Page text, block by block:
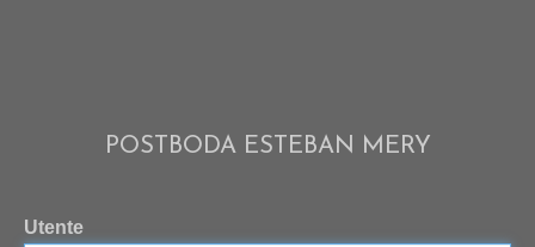
POSTBODA ESTEBAN MERY
Utente